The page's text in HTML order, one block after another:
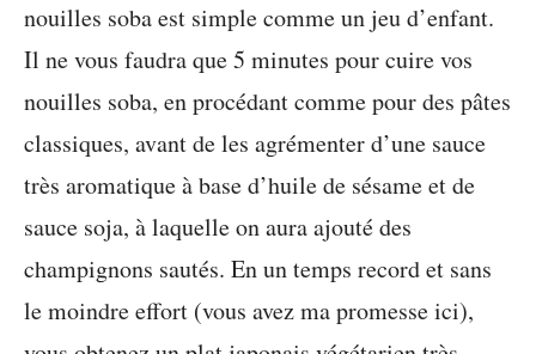
nouilles soba est simple comme un jeu d’enfant.
Il ne vous faudra que 5 minutes pour cuire vos
nouilles soba, en procédant comme pour des pâtes
classiques, avant de les agrémenter d’une sauce
très aromatique à base d’huile de sésame et de
sauce soja, à laquelle on aura ajouté des
champignons sautés. En un temps record et sans
le moindre effort (vous avez ma promesse ici),